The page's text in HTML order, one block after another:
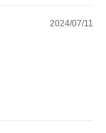
2024/07/11